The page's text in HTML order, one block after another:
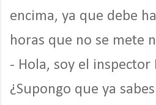
encima, ya que debe
horas que no se mete
- Hola, soy el inspector
¿Supongo que ya